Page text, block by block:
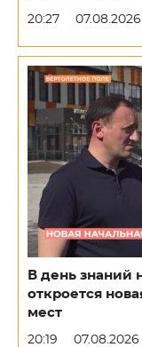
20:27 07.08.2026
В день знаний
откроется
мест
20:19 07.08.2026